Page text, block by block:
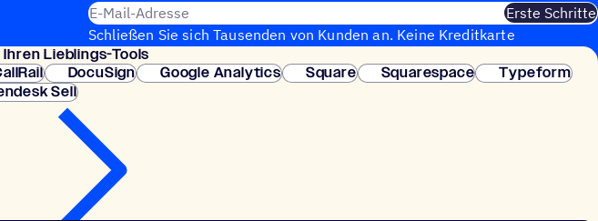
E-Mail-Adresse
Erste Schritte
Schließen Sie sich Tausenden von Kunden an. Keine Kreditkarte
erforderlich. Sofortige Einrichtung.
Lieblings-Tools
DocuSign Google Analytics Square Squarespace
Typeform
Sell